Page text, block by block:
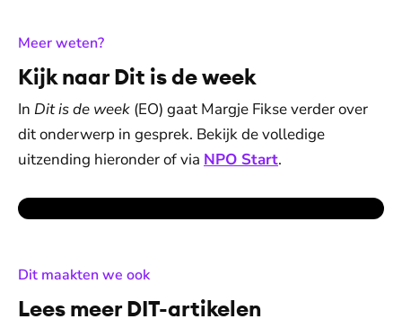
Meer weten?:
Kijk naar Dit is de week
In Dit is de week (EO) gaat Margje Fikse verder over
dit onderwerp in gesprek. Bekijk de volledige
uitzending hieronder of via NPO Start.
Dit maakten we ook:
Lees meer DIT-artikelen